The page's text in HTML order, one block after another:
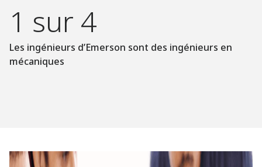
1 sur 4
Les ingénieurs d’Emerson sont des ingénieurs en
mécaniques